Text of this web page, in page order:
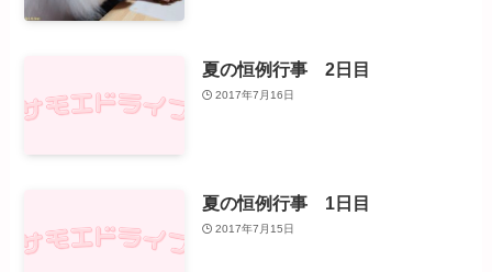
夏の恒例行事 2日目
2017年7月16日
夏の恒例行事 1日目
2017年7月15日